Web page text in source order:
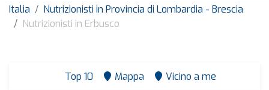
Italia
Nutrizionisti in Provincia di Lombardia - Brescia
Nutrizionisti in Erbusco
Top 10 Mappa Vicino a me